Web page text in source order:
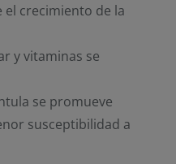
crecimiento de la
y vitaminas se
se promueve
susceptibilidad a